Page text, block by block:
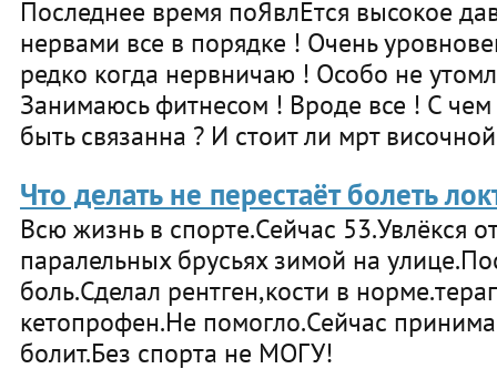
Последнее время поЯвлЕтся высокое
нервами все в порядке ! Очень
редко когда нервничаю ! Особо не
Занимаюсь фитнесом ! Вроде все ! С
быть связанна ? И стоит ли мрт
Что делать не перестаёт болеть
Всю жизнь в спорте.Сейчас 53.Увлёкся
паралельных брусьях зимой на
боль.Сделал рентген,кости в
кетопрофен.Не помогло.Сейчас
болит.Без спорта не МОГУ!